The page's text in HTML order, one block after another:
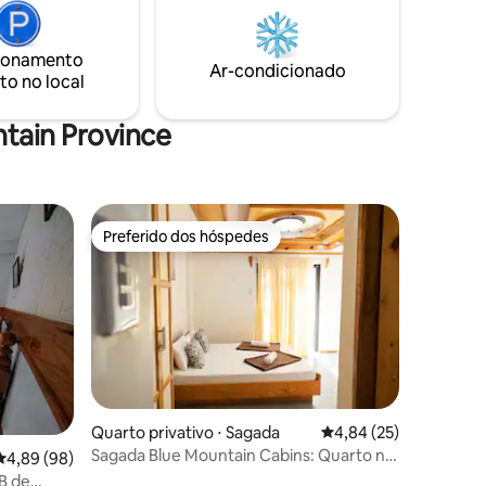
férias.
da
revigorado e renovado.
no local
Ar-condicionado
Province
de uma avaliação média de 5, 98 avaliações
4,89 (98)
de
Preferido dos hóspedes
Preferido dos hóspedes
Quarto privativo ⋅ Sagada 4,84 de uma
4,84 (25)
Sagada Blue Mountain Cabins: Quarto na